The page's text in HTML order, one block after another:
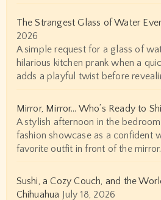
The Strangest Glass of Water
2026
A simple request for a glass of
hilarious kitchen prank when a
adds a playful twist before
Mirror, Mirror… Who’s Ready to
A stylish afternoon in the
fashion showcase as a confident
favorite outfit in front of the mirror.
Sushi, a Cozy Couch, and the
Chihuahua July 18, 2026